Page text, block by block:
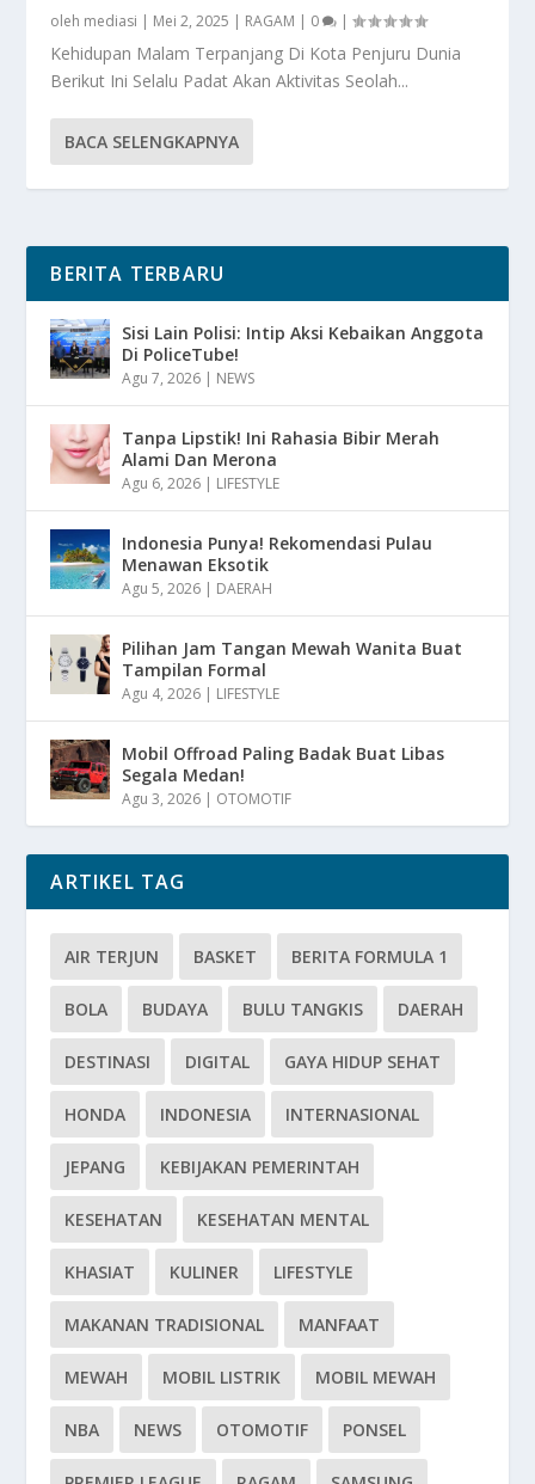
oleh mediasi | Mei 2, 2025 | RAGAM | 0 |
Kehidupan Malam Terpanjang Di Kota Penjuru Dunia
Berikut Ini Selalu Padat Akan Aktivitas Seolah...
BACA SELENGKAPNYA
BERITA TERBARU
Sisi Lain Polisi: Intip Aksi Kebaikan Anggota
Di PoliceTube!
Agu 7, 2026 | NEWS
Tanpa Lipstik! Ini Rahasia Bibir Merah
Alami Dan Merona
Agu 6, 2026 | LIFESTYLE
Indonesia Punya! Rekomendasi Pulau
Menawan Eksotik
Agu 5, 2026 | DAERAH
Pilihan Jam Tangan Mewah Wanita Buat
Tampilan Formal
Agu 4, 2026 | LIFESTYLE
Mobil Offroad Paling Badak Buat Libas
Segala Medan!
Agu 3, 2026 | OTOMOTIF
ARTIKEL TAG
AIR TERJUN BASKET BERITA FORMULA 1
BOLA BUDAYA BULU TANGKIS DAERAH
DESTINASI DIGITAL GAYA HIDUP SEHAT
HONDA INDONESIA INTERNASIONAL
JEPANG KEBIJAKAN PEMERINTAH
KESEHATAN KESEHATAN MENTAL
KHASIAT KULINER LIFESTYLE
MAKANAN TRADISIONAL MANFAAT
MEWAH MOBIL LISTRIK MOBIL MEWAH
NBA NEWS OTOMOTIF PONSEL